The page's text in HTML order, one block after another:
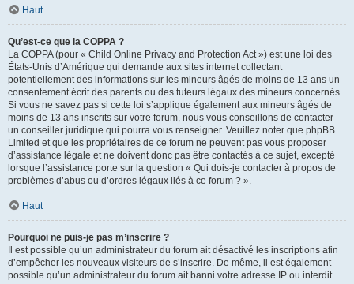
Haut
Qu’est-ce que la COPPA ?
La COPPA (pour « Child Online Privacy and Protection Act ») est une loi des
États-Unis d’Amérique qui demande aux sites internet collectant
potentiellement des informations sur les mineurs âgés de moins de 13 ans un
consentement écrit des parents ou des tuteurs légaux des mineurs concernés.
Si vous ne savez pas si cette loi s’applique également aux mineurs âgés de
moins de 13 ans inscrits sur votre forum, nous vous conseillons de contacter
un conseiller juridique qui pourra vous renseigner. Veuillez noter que phpBB
Limited et que les propriétaires de ce forum ne peuvent pas vous proposer
d’assistance légale et ne doivent donc pas être contactés à ce sujet, excepté
lorsque l’assistance porte sur la question « Qui dois-je contacter à propos de
problèmes d’abus ou d’ordres légaux liés à ce forum ? ».
Haut
Pourquoi ne puis-je pas m’inscrire ?
Il est possible qu’un administrateur du forum ait désactivé les inscriptions afin
d’empêcher les nouveaux visiteurs de s’inscrire. De même, il est également
possible qu’un administrateur du forum ait banni votre adresse IP ou interdit